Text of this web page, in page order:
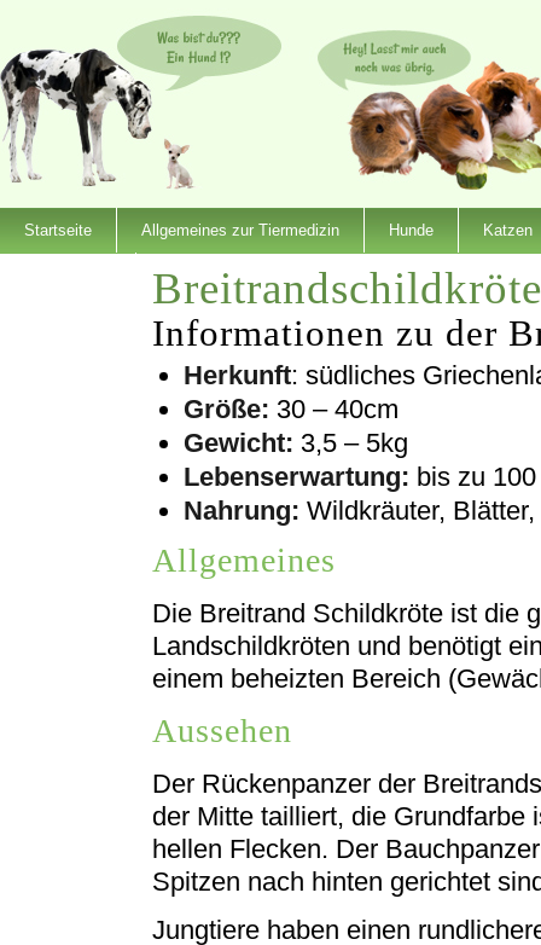
Startseite Allgemeines zur Tiermedizin Hunde Katzen
Breitrandschildkröte
Informationen zu der
Herkunft: südliches
Größe: 30 – 40cm
Gewicht: 3,5 – 5kg
Lebenserwartung: bis zu
Nahrung: Wildkräuter,
Allgemeines
Die Breitrand Schildkröte ist die
Landschildkröten und benötigt
einem beheizten Bereich
Aussehen
Der Rückenpanzer der
der Mitte tailliert, die Grundfarbe
hellen Flecken. Der
Spitzen nach hinten gerichtet
Jungtiere haben einen